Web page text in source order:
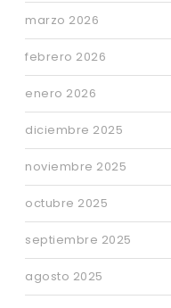
marzo 2026
febrero 2026
enero 2026
diciembre 2025
noviembre 2025
octubre 2025
septiembre 2025
agosto 2025